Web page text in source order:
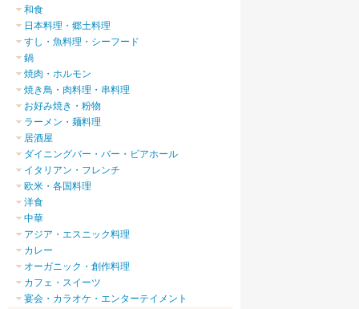
和食
日本料理・郷土料理
すし・魚料理・シーフード
鍋
焼肉・ホルモン
焼き鳥・肉料理・串料理
お好み焼き・粉物
ラーメン・麺料理
居酒屋
ダイニングバー・バー・ビアホール
イタリアン・フレンチ
欧米・各国料理
洋食
中華
アジア・エスニック料理
カレー
オーガニック・創作料理
カフェ・スイーツ
宴会・カラオケ・エンターテイメント